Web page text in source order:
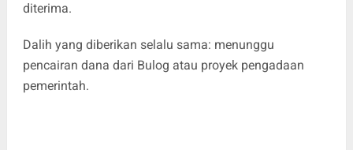
diterima.
Dalih yang diberikan selalu sama: menunggu
pencairan dana dari Bulog atau proyek pengadaan
pemerintah.